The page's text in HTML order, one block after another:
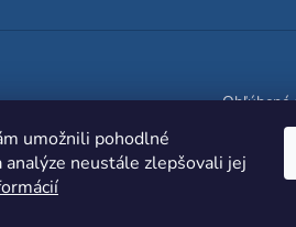
umožnili pohodlné
neustále zlepšovali jej
Obľúbené